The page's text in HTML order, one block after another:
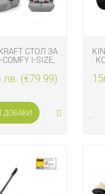
СТОЛ ЗА
I-SIZE,
лв. (€79.99)
ДОБАВИ